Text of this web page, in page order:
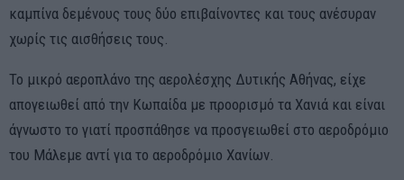
καμπίνα δεμένους τους δύο επιβαίνοντες και τους ανέσυραν
χωρίς τις αισθήσεις τους.
Το μικρό αεροπλάνο της αερολέσχης Δυτικής Αθήνας, είχε
απογειωθεί από την Κωπαίδα με προορισμό τα Χανιά και είναι
άγνωστο το γιατί προσπάθησε να προσγειωθεί στο αεροδρόμιο
του Μάλεμε αντί για το αεροδρόμιο Χανίων.